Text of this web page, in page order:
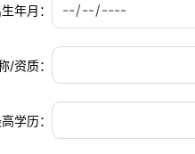
年月：
/资质：
学历：